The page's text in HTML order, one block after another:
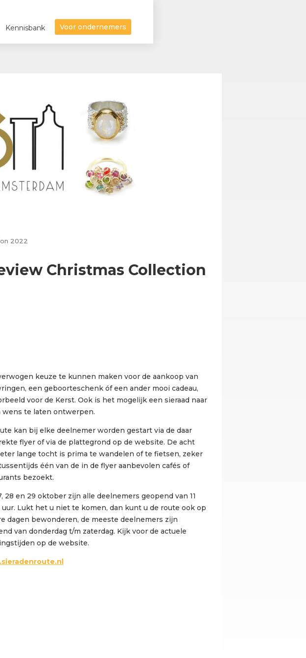
Kennisbank Voor ondernemers
2022
Christmas Collection
keuze te kunnen maken voor de aankoop van
een geboorteschenk óf een ander mooi cadeau,
voor de Kerst. Ook is het mogelijk een sieraad naar
wens te laten ontwerpen.
kan bij elke deelnemer worden gestart via de daar
flyer of via de plattegrond op de website. De acht
lange tocht is prima te wandelen of te fietsen, zeker
één van de in de flyer aanbevolen cafés of
bezoekt.
28 en 29 oktober zijn alle deelnemers geopend van 11
uur. Lukt het u niet te komen, dan kunt u de route ook op
dagen bewonderen, de meeste deelnemers zijn
van donderdag t/m zaterdag. Kijk voor de actuele
op de website.